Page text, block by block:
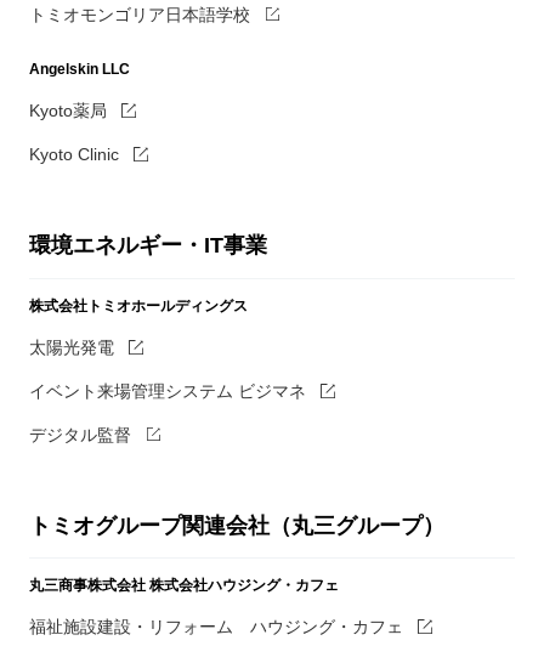
トミオモンゴリア日本語学校
Angelskin LLC
Kyoto薬局
Kyoto Clinic
環境エネルギー・IT事業
株式会社トミオホールディングス
太陽光発電
イベント来場管理システム ビジマネ
デジタル監督
トミオグループ関連会社（丸三グループ）
丸三商事株式会社 株式会社ハウジング・カフェ
福祉施設建設・リフォーム ハウジング・カフェ